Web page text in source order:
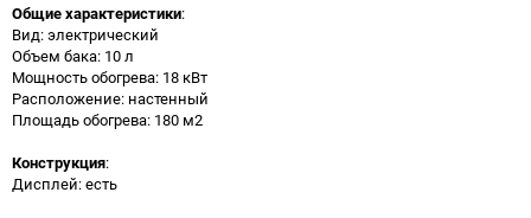
Общие характеристики:
Вид: электрический
Объем бака: 10 л
Мощность обогрева: 18 кВт
Расположение: настенный
Площадь обогрева: 180 м2
Конструкция:
Дисплей: есть